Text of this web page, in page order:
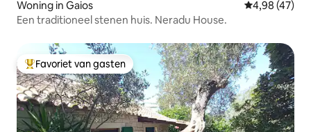
Woning in Gaios Gemiddelde
4,98 (47)
Een traditioneel stenen huis. Neradu House.
Topfavoriet van gasten
Favoriet van gasten